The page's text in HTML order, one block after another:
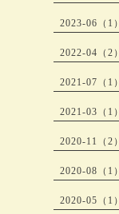
2023-06（1）
2022-04（2）
2021-07（1）
2021-03（1）
2020-11（2）
2020-08（1）
2020-05（1）